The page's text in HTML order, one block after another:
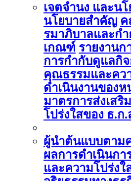
เจตจำนง และน
นโยบายสำคัญ ค
รมาภิบาลและก
เกณฑ์ รายงาน
การกำกับดูแลกิ
คุณธรรมและคว
ดำเนินงานของห
มาตรการส่งเส
โปร่งใสของ ธ.ก.
ผู้นำต้นแบบตาม
ผลการดำเนินกา
และความโปร่งใ